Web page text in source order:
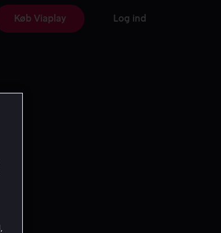
Køb Viaplay Log ind